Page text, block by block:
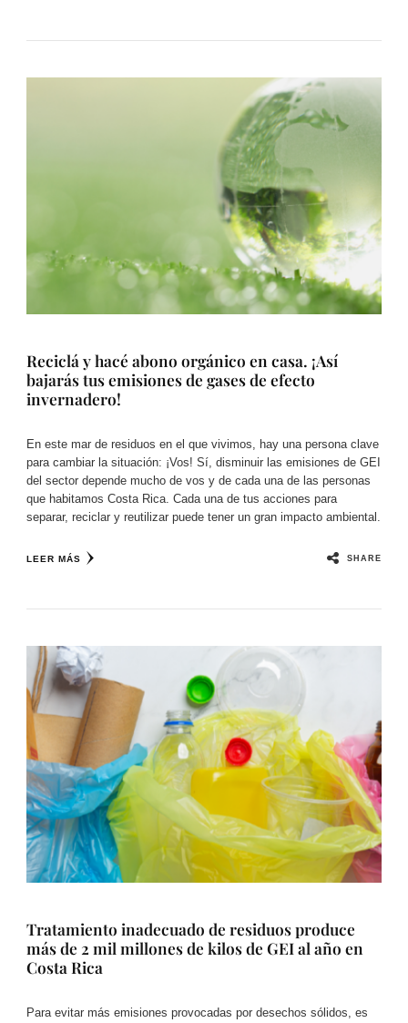
Reciclá y hacé abono orgánico en casa. ¡Así
bajarás tus emisiones de gases de efecto
invernadero!
En este mar de residuos en el que vivimos, hay una persona clave
para cambiar la situación: ¡Vos! Sí, disminuir las emisiones de GEI
del sector depende mucho de vos y de cada una de las personas
que habitamos Costa Rica. Cada una de tus acciones para
separar, reciclar y reutilizar puede tener un gran impacto ambiental.
LEER MÁS SHARE
Tratamiento inadecuado de residuos produce
más de 2 mil millones de kilos de GEI al año en
Costa Rica
Para evitar más emisiones provocadas por desechos sólidos, es